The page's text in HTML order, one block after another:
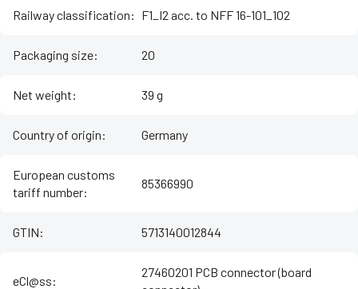
Railway classification: F1_I2 acc. to NFF 16-101_102
Packaging size: 20
Net weight: 39 g
Country of origin: Germany
European customs
tariff number:
85366990
GTIN: 5713140012844
eCl@ss:
27460201 PCB connector (board